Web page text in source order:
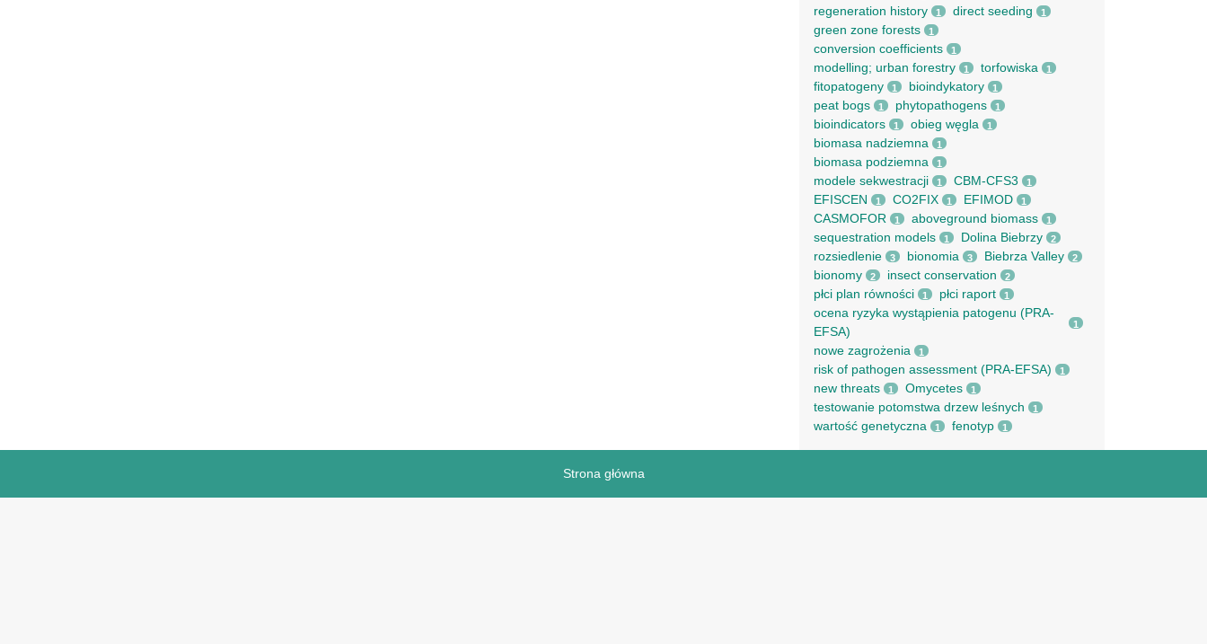
regeneration history 1 direct seeding 1
green zone forests 1
conversion coefficients 1
modelling; urban forestry 1 torfowiska 1
fitopatogeny 1 bioindykatory 1
peat bogs 1 phytopathogens 1
bioindicators 1 obieg węgla 1
biomasa nadziemna 1
biomasa podziemna 1
modele sekwestracji 1 CBM-CFS3 1
EFISCEN 1 CO2FIX 1 EFIMOD 1
CASMOFOR 1 aboveground biomass 1
sequestration models 1 Dolina Biebrzy 2
rozsiedlenie 3 bionomia 3 Biebrza Valley 2
bionomy 2 insect conservation 2
płci plan równości 1 płci raport 1
ocena ryzyka wystąpienia patogenu (PRA-
EFSA)
1
nowe zagrożenia 1
risk of pathogen assessment (PRA-EFSA) 1
new threats 1 Omycetes 1
testowanie potomstwa drzew leśnych 1
wartość genetyczna 1 fenotyp 1
Strona główna